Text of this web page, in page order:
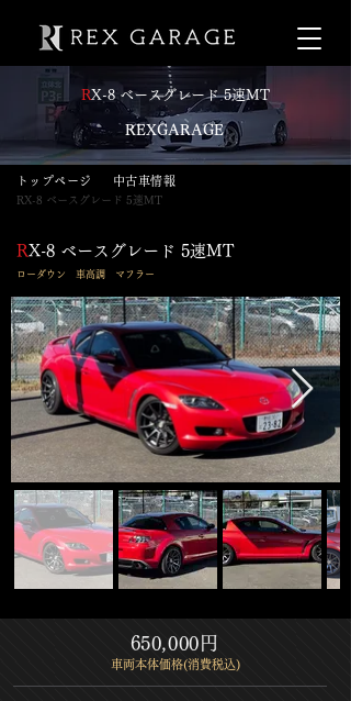
RX-8 ベースグレード 5速MT
​ REXGARAGE
​トップページ ​中古車情報
RX-8 ベースグレード 5速MT
RX-8 ベースグレード 5速MT
​ローダウン 車高調 マフラー
650,000円
​車両本体価格(消費税込)